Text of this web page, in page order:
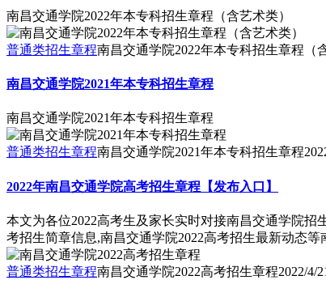
南昌交通学院2022年本专科招生章程（含艺术类）
普通类招生章程南昌交通学院2022年本专科招生章程（
南昌交通学院2021年本专科招生章程
南昌交通学院2021年本专科招生章程
普通类招生章程南昌交通学院2021年本专科招生章程
2022年南昌交通学院高考招生章程【发布入口】
本文为各位2022高考生及家长实时对接南昌交通学院招
考招生简章信息,南昌交通学院2022高考招生最新动态等
普通类招生章程南昌交通学院2022高考招生章程2022/4/